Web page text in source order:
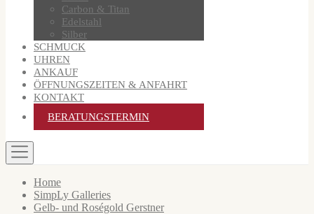
Carbon & Titan
Edelstahl
Silber
SCHMUCK
UHREN
ANKAUF
ÖFFNUNGSZEITEN & ANFAHRT
KONTAKT
BERATUNGSTERMIN
Home
SimpLy Galleries
Gelb- und Roségold Gerstner